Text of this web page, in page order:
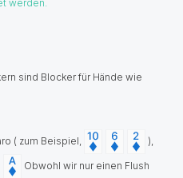
werden.
sind Blocker für Hände wie
( zum Beispiel, ),
Obwohl wir nur einen Flush